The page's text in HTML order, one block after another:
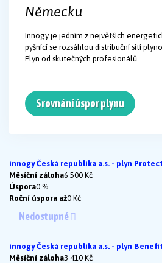
Německu
Innogy je jedním z největších
pyšnící se rozsáhlou distribuční sítí
Plyn od skutečných profesionálů.
Srovnání úspor plynu
innogy Česká republika a.s. - plyn
Měsíční záloha6 500 Kč
Úspora0 %
Roční úspora až0 Kč
Nedostupné
innogy Česká republika a.s. - plyn
Měsíční záloha3 410 Kč